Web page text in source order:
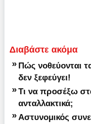
Διαβάστε ακόμα
» Πώς νοθεύονται
δεν ξεφεύγει!
» Τι να προσέξω
ανταλλακτικά;
» Αστυνομικός